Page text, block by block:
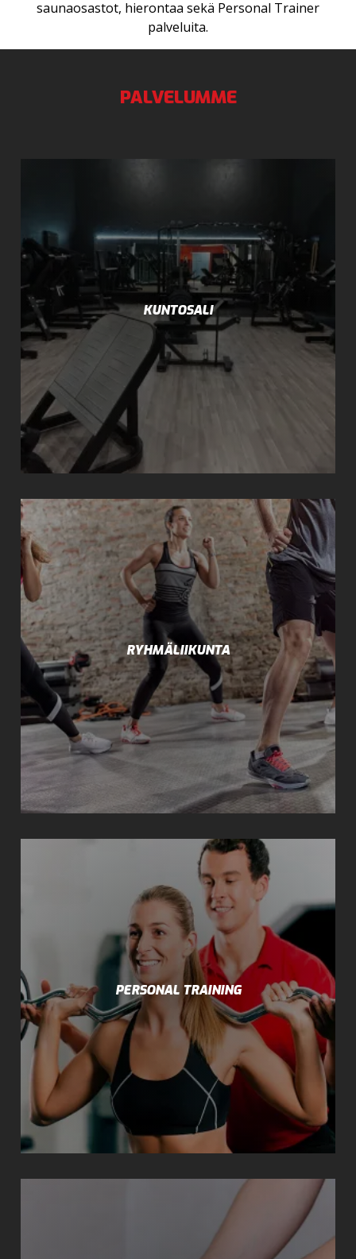
saunaosastot, hierontaa sekä Personal Trainer
palveluita.
PALVELUMME
KUNTOSALI
RYHMÄLIIKUNTA
PERSONAL TRAINING